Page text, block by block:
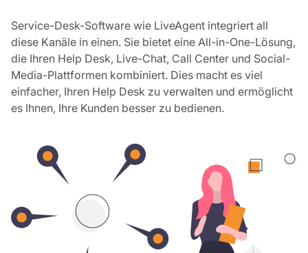
Service-Desk-Software wie LiveAgent integriert all
diese Kanäle in einen. Sie bietet eine All-in-One-Lösung,
die Ihren Help Desk, Live-Chat, Call Center und Social-
Media-Plattformen kombiniert. Dies macht es viel
einfacher, Ihren Help Desk zu verwalten und ermöglicht
es Ihnen, Ihre Kunden besser zu bedienen.